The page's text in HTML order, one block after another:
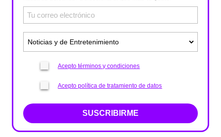
Acepto términos y condiciones
Acepto política de tratamiento de datos
SUSCRIBIRME